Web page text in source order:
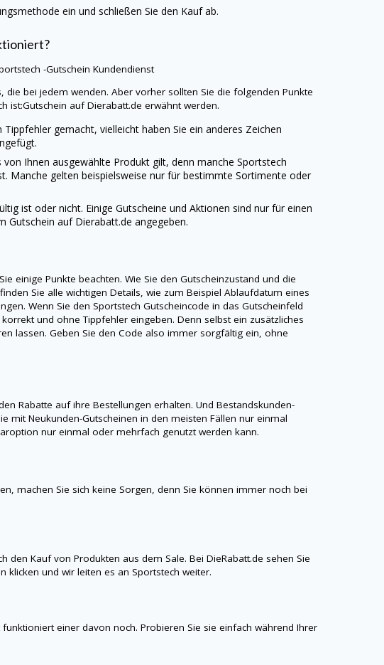
ein und schließen Sie den Kauf ab.
-Gutschein Kundendienst
die bei jedem wenden. Aber vorher sollten Sie die folgenden Punkte
ist:Gutschein aufDierabatt.de erwähnt werden.
gemacht, vielleicht haben Sie ein anderes Zeichen
von Ihnen ausgewählte Produkt gilt, denn mancheSportstech
Manche gelten beispielsweise nur für bestimmte Sortimente oder
oder nicht. Einige Gutscheine und Aktionen sind nur für einen
Gutschein auf Dierabatt.de angegeben.
einige Punkte beachten. Wie Sie den Gutscheinzustand und die
finden Sie alle wichtigen Details, wie zum Beispiel Ablaufdatum eines
Wenn Sie denSportstechGutscheincode in das Gutscheinfeld
und ohne Tippfehler eingeben. Denn selbst ein zusätzliches
lassen. Geben Sie den Code also immer sorgfältig ein, ohne
Rabatte auf ihre Bestellungen erhalten. Und Bestandskunden-
mit Neukunden-Gutscheinen in den meisten Fällen nur einmal
nur einmal oder mehrfach genutzt werden kann.
machen Sie sich keine Sorgen, denn Sie können immer noch bei
den Kauf von Produkten aus dem Sale. BeiDieRabatt.de sehen Sie
klicken und wir leiten es anSportstechweiter.
einer davon noch. Probieren Sie sie einfach während Ihrer